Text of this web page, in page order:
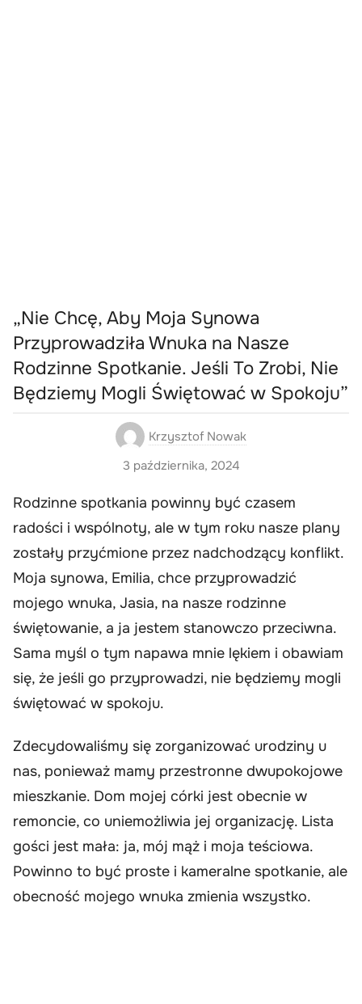
„Nie Chcę, Aby Moja Synowa
Przyprowadziła Wnuka na Nasze
Rodzinne Spotkanie. Jeśli To Zrobi, Nie
Będziemy Mogli Świętować w Spokoju”
Krzysztof Nowak
3 października, 2024
Rodzinne spotkania powinny być czasem
radości i wspólnoty, ale w tym roku nasze plany
zostały przyćmione przez nadchodzący konflikt.
Moja synowa, Emilia, chce przyprowadzić
mojego wnuka, Jasia, na nasze rodzinne
świętowanie, a ja jestem stanowczo przeciwna.
Sama myśl o tym napawa mnie lękiem i obawiam
się, że jeśli go przyprowadzi, nie będziemy mogli
świętować w spokoju.
Zdecydowaliśmy się zorganizować urodziny u
nas, ponieważ mamy przestronne dwupokojowe
mieszkanie. Dom mojej córki jest obecnie w
remoncie, co uniemożliwia jej organizację. Lista
gości jest mała: ja, mój mąż i moja teściowa.
Powinno to być proste i kameralne spotkanie, ale
obecność mojego wnuka zmienia wszystko.